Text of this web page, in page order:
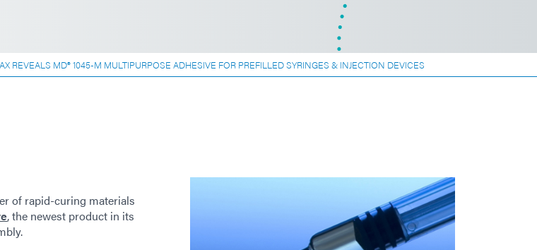
REVEALS MD® 1045-M MULTIPURPOSE ADHESIVE FOR PREFILLED SYRINGES & INJECTION DEVICES
of rapid-curing materials
, the newest product in its